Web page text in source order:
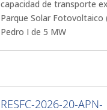
capacidad de transporte
Parque Solar Fotovoltaico
Pedro I de 5 MW
RESFC-2026-20-APN-